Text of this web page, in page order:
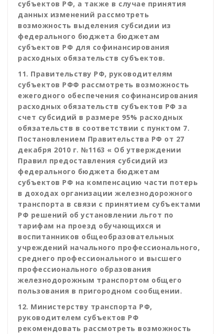
субъектов РФ, а также в случае принятия
данных изменений рассмотреть
возможность выделения субсидии из
федерального бюджета бюджетам
субъектов РФ для софинансирования
расходных обязательств субъектов.
11. Правительству РФ, руководителям
субъектов РФФ рассмотреть возможность
ежегодного обеспечения софинансирования
расходных обязательств субъектов РФ за
счет субсидий в размере 95% расходных
обязательств в соответствии с пунктом 7.
Постановлением Правительства РФ от 27
декабря 2010 г. №1163 « Об утверждении
Правил предоставления субсидий из
федерального бюджета бюджетам
субъектов РФ на компенсацию части потерь
в доходах организации железнодорожного
транспорта в связи с принятием субъектами
РФ решений об установлении льгот по
тарифам на проезд обучающихся и
воспитанников общеобразовательных
учреждений начального профессионального,
среднего профессионального и высшего
профессионального образования
железнодорожным транспортом общего
пользования в пригородном сообщении.
12. Министерству транспорта РФ,
руководителем субъектов РФ
рекомендовать рассмотреть возможность